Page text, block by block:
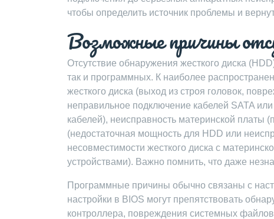
чтобы определить источник проблемы и
Возможные причины
Отсутствие обнаружения жесткого диска
так и программных. К наиболее
жесткого диска (выход из строя головок,
неправильное подключение кабелей SATA
кабелей), неисправность материнской платы
(недостаточная мощность для HDD или
несовместимости жесткого диска с
устройствами). Важно помнить, что даже
Программные причины обычно связаны с
настройки в BIOS могут препятствовать
контроллера, повреждения системных